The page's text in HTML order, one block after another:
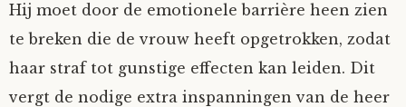
Hij moet door de emotionele barrière heen zien
te breken die de vrouw heeft opgetrokken, zodat
haar straf tot gunstige effecten kan leiden. Dit
vergt de nodige extra inspanningen van de heer